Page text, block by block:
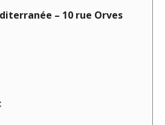
– 10 rue Orves